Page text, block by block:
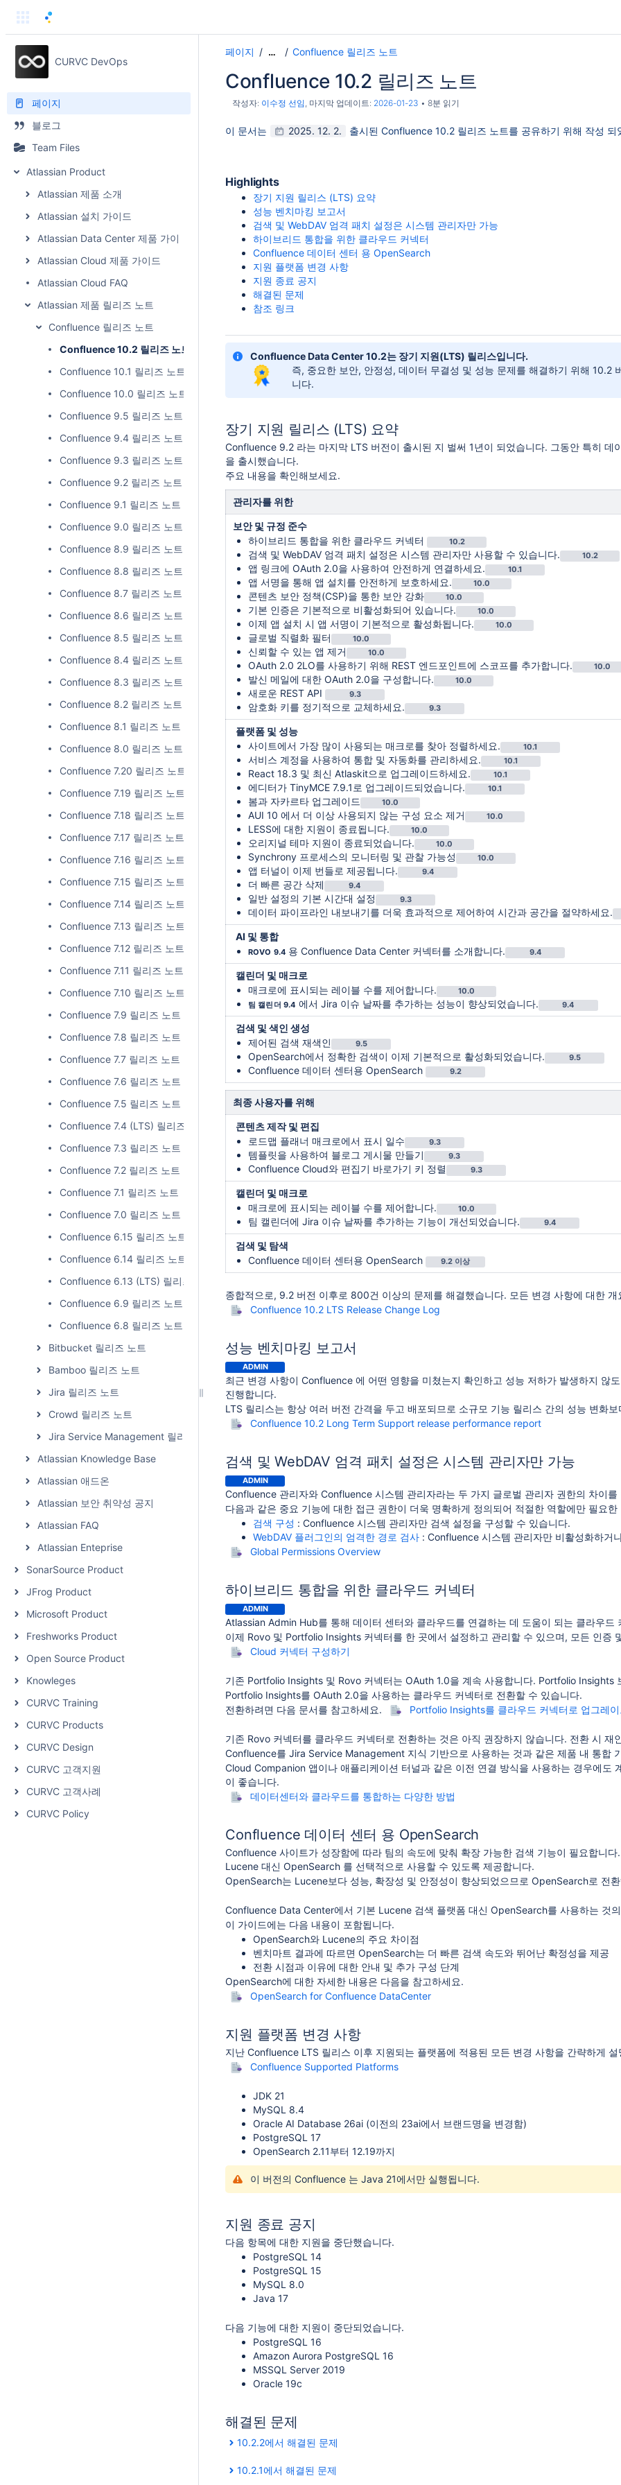
CURVC DevOps
페이지
블로그
Team Files
Atlassian Product
Atlassian 제품 소개
Atlassian 설치 가이드
Atlassian Data Center 제품 가이드
Atlassian Cloud 제품 가이드
Atlassian Cloud FAQ
Atlassian 제품 릴리즈 노트
Confluence 릴리즈 노트
Confluence 10.2 릴리즈 노트
Confluence 10.1 릴리즈 노트
Confluence 10.0 릴리즈 노트
Confluence 9.5 릴리즈 노트
Confluence 9.4 릴리즈 노트
Confluence 9.3 릴리즈 노트
Confluence 9.2 릴리즈 노트
Confluence 9.1 릴리즈 노트
Confluence 9.0 릴리즈 노트
Confluence 8.9 릴리즈 노트
Confluence 8.8 릴리즈 노트
Confluence 8.7 릴리즈 노트
Confluence 8.6 릴리즈 노트
Confluence 8.5 릴리즈 노트
Confluence 8.4 릴리즈 노트
Confluence 8.3 릴리즈 노트
Confluence 8.2 릴리즈 노트
Confluence 8.1 릴리즈 노트
Confluence 8.0 릴리즈 노트
Confluence 7.20 릴리즈 노트
Confluence 7.19 릴리즈 노트(LTS)
Confluence 7.18 릴리즈 노트
Confluence 7.17 릴리즈 노트
Confluence 7.16 릴리즈 노트
Confluence 7.15 릴리즈 노트
Confluence 7.14 릴리즈 노트
Confluence 7.13 릴리즈 노트(LTS)
Confluence 7.12 릴리즈 노트
Confluence 7.11 릴리즈 노트
Confluence 7.10 릴리즈 노트
Confluence 7.9 릴리즈 노트
Confluence 7.8 릴리즈 노트
Confluence 7.7 릴리즈 노트
Confluence 7.6 릴리즈 노트
Confluence 7.5 릴리즈 노트
Confluence 7.4 (LTS) 릴리즈 노트
Confluence 7.3 릴리즈 노트
Confluence 7.2 릴리즈 노트
Confluence 7.1 릴리즈 노트
Confluence 7.0 릴리즈 노트
Confluence 6.15 릴리즈 노트
Confluence 6.14 릴리즈 노트
Confluence 6.13 (LTS) 릴리즈 노트
Confluence 6.9 릴리즈 노트
Confluence 6.8 릴리즈 노트
Bitbucket 릴리즈 노트
Bamboo 릴리즈 노트
Jira 릴리즈 노트
Crowd 릴리즈 노트
Jira Service Management 릴리즈 노트
Atlassian Knowledge Base
Atlassian 애드온
Atlassian 보안 취약성 공지
Atlassian FAQ
Atlassian Enteprise
SonarSource Product
JFrog Product
Microsoft Product
Freshworks Product
Open Source Product
Knowleges
CURVC Training
CURVC Products
CURVC Design
CURVC 고객지원
CURVC 고객사례
CURVC Policy
페이지 … Confluence 릴리즈 노트
Confluence 10.2 릴리즈 노트
작성자: 이수정 선임, 마지막 업데이트: 2026-01-23 8분 읽기
이 문서는 2025. 12. 2. 출시된 Confluence 10.2 릴리즈 노트를 공유하기 위해 작성 되
Highlights
장기 지원 릴리스 (LTS) 요약
성능 벤치마킹 보고서
검색 및 WebDAV 엄격 패치 설정은 시스템 관리자만 가능
하이브리드 통합을 위한 클라우드 커넥터
Confluence 데이터 센터 용 OpenSearch
지원 플랫폼 변경 사항
지원 종료 공지
해결된 문제
참조 링크
Confluence Data Center 10.2는 장기 지원(LTS) 릴리스입니다.
즉, 중요한 보안, 안정성, 데이터 무결성 및 성능 문제를 해결하기 위해 10.2
니다.
장기 지원 릴리스 (LTS) 요약
Confluence 9.2 라는 마지막 LTS 버전이 출시된 지 벌써 1년이 되었습니다. 그동안 특히
을 출시했습니다.
주요 내용을 확인해보세요.
관리자를 위한
보안 및 규정 준수
하이브리드 통합을 위한 클라우드 커넥터
10.2
검색 및 WebDAV 엄격 패치 설정은 시스템 관리자만 사용할 수 있습니다. 10.2
앱 링크에 OAuth 2.0을 사용하여 안전하게 연결하세요. 10.1
앱 서명을 통해 앱 설치를 안전하게 보호하세요. 10.0
콘텐츠 보안 정책(CSP)을 통한 보안 강화 10.0
기본 인증은 기본적으로 비활성화되어 있습니다. 10.0
이제 앱 설치 시 앱 서명이 기본적으로 활성화됩니다. 10.0
글로벌 직렬화 필터 10.0
신뢰할 수 있는 앱 제거 10.0
OAuth 2.0 2LO를 사용하기 위해 REST 엔드포인트에 스코프를 추가합니다. 10.0
발신 메일에 대한 OAuth 2.0을 구성합니다. 10.0
새로운 REST API 9.3
암호화 키를 정기적으로 교체하세요. 9.3
플랫폼 및 성능
사이트에서 가장 많이 사용되는 매크로를 찾아 정렬하세요.
10.1
서비스 계정을 사용하여 통합 및 자동화를 관리하세요. 10.1
React 18.3 및 최신 Atlaskit으로 업그레이드하세요. 10.1
에디터가 TinyMCE 7.9.1로 업그레이드되었습니다. 10.1
봄과 자카르타 업그레이드 10.0
AUI 10 에서 더 이상 사용되지 않는 구성 요소 제거 10.0
LESS에 대한 지원이 종료됩니다. 10.0
오리지널 테마 지원이 종료되었습니다. 10.0
Synchrony 프로세스의 모니터링 및 관찰 가능성 10.0
앱 터널이 이제 번들로 제공됩니다. 9.4
더 빠른 공간 삭제 9.4
일반 설정의 기본 시간대 설정 9.3
데이터 파이프라인 내보내기를 더욱 효과적으로 제어하여 시간과 공간을 절약하세요.
AI 및 통합
ROVO 9.4 용 Confluence Data Center 커넥터를 소개합니다. 9.4
캘린더 및 매크로
매크로에 표시되는 레이블 수를 제어합니다.
10.0
팀 캘린더 9.4 에서 Jira 이슈 날짜를 추가하는 성능이 향상되었습니다. 9.4
검색 및 색인 생성
제어된 검색 재색인
9.5
OpenSearch에서 정확한 검색이 이제 기본적으로 활성화되었습니다. 9.5
Confluence 데이터 센터용 OpenSearch 9.2
최종 사용자를 위해
콘텐츠 제작 및 편집
로드맵 플래너 매크로에서 표시 일수
9.3
템플릿을 사용하여 블로그 게시물 만들기 9.3
Confluence Cloud와 편집기 바로가기 키 정렬 9.3
캘린더 및 매크로
매크로에 표시되는 레이블 수를 제어합니다.
10.0
팀 캘린더에 Jira 이슈 날짜를 추가하는 기능이 개선되었습니다. 9.4
검색 및 탐색
Confluence 데이터 센터용 OpenSearch
9.2 이상
종합적으로, 9.2 버전 이후로 800건 이상의 문제를 해결했습니다. 모든 변경 사항에 대한
Confluence 10.2 LTS Release Change Log
성능 벤치마킹 보고서
ADMIN
최근 변경 사항이 Confluence 에 어떤 영향을 미쳤는지 확인하고 성능 저하가 발생하지 않
진행합니다.
LTS 릴리스는 항상 여러 버전 간격을 두고 배포되므로 소규모 기능 릴리스 간의 성능 변화
Confluence 10.2 Long Term Support release performance report
검색 및 WebDAV 엄격 패치 설정은 시스템 관리자만 가능
ADMIN
Confluence 관리자와 Confluence 시스템 관리자라는 두 가지 글로벌 관리자 권한의 차이를
다음과 같은 중요 기능에 대한 접근 권한이 더욱 명확하게 정의되어 적절한 역할에만 필요
검색 구성 : Confluence 시스템 관리자만 검색 설정을 구성할 수 있습니다.
WebDAV 플러그인의 엄격한 경로 검사 : Confluence 시스템 관리자만 비활성화하거
Global Permissions Overview
하이브리드 통합을 위한 클라우드 커넥터
ADMIN
Atlassian Admin Hub를 통해 데이터 센터와 클라우드를 연결하는 데 도움이 되는 클라우드
이제 Rovo 및 Portfolio Insights 커넥터를 한 곳에서 설정하고 관리할 수 있으며, 모든 인증
Cloud 커넥터 구성하기
기존 Portfolio Insights 및 Rovo 커넥터는 OAuth 1.0을 계속 사용합니다. Portfolio Insights
Portfolio Insights를 OAuth 2.0을 사용하는 클라우드 커넥터로 전환할 수 있습니다.
전환하려면 다음 문서를 참고하세요.
Portfolio Insights를 클라우드 커넥터로 업그레
기존 Rovo 커넥터를 클라우드 커넥터로 전환하는 것은 아직 권장하지 않습니다. 전환 시
Confluence를 Jira Service Management 지식 기반으로 사용하는 것과 같은 제품 내 통합
Cloud Companion 앱이나 애플리케이션 터널과 같은 이전 연결 방식을 사용하는 경우에도
이 좋습니다.
데이터센터와 클라우드를 통합하는 다양한 방법
Confluence 데이터 센터 용 OpenSearch
Confluence 사이트가 성장함에 따라 팀의 속도에 맞춰 확장 가능한 검색 기능이 필요합니
Lucene 대신 OpenSearch 를 선택적으로 사용할 수 있도록 제공합니다.
OpenSearch는 Lucene보다 성능, 확장성 및 안정성이 향상되었으므로 OpenSearch로 전
Confluence Data Center에서 기본 Lucene 검색 플랫폼 대신 OpenSearch를 사용하는 것
이 가이드에는 다음 내용이 포함됩니다.
OpenSearch와 Lucene의 주요 차이점
벤치마트 결과에 따르면 OpenSearch는 더 빠른 검색 속도와 뛰어난 확정성을 제공
전환 시점과 이유에 대한 안내 및 추가 구성 단계
OpenSearch에 대한 자세한 내용은 다음을 참고하세요.
OpenSearch for Confluence DataCenter
지원 플랫폼 변경 사항
지난 Confluence LTS 릴리스 이후 지원되는 플랫폼에 적용된 모든 변경 사항을 간략하게 설
Confluence Supported Platforms
JDK 21
MySQL 8.4
Oracle AI Database 26ai (이전의 23ai에서 브랜드명을 변경함)
PostgreSQL 17
OpenSearch 2.11부터 12.19까지
이 버전의 Confluence 는 Java 21에서만 실행됩니다.
지원 종료 공지
다음 항목에 대한 지원을 중단했습니다.
PostgreSQL 14
PostgreSQL 15
MySQL 8.0
Java 17
다음 기능에 대한 지원이 중단되었습니다.
PostgreSQL 16
Amazon Aurora PostgreSQL 16
MSSQL Server 2019
Oracle 19c
해결된 문제
10.2.2에서 해결된 문제
10.2.1에서 해결된 문제